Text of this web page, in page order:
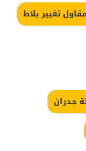
تغيير بلاط
جدران